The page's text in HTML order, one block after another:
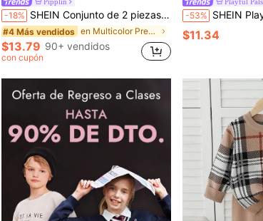
-18% SHEIN Conjunto de 2 piezas para niño joven, top polo de punto a rayas amarillas y shorts de punto a rayas, estilo casual para verano y otoño, conjunto de suéter polo, conjunto de verano a rayas
#4 Más vendidos en Multicolor Prendas de punto para niños pequeños
$13.79 90+ vendidos
con cupón
-53% SHEIN Playful Pals Conjunto de suéter y pantalones de punto jacquard con oso
$11.34